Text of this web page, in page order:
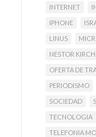
INTERNET
IPHONE
LINUS
NESTOR
OFERTA DE
PERIODISMO
SOCIEDAD
TECNOLOGIA
TELEFONIA